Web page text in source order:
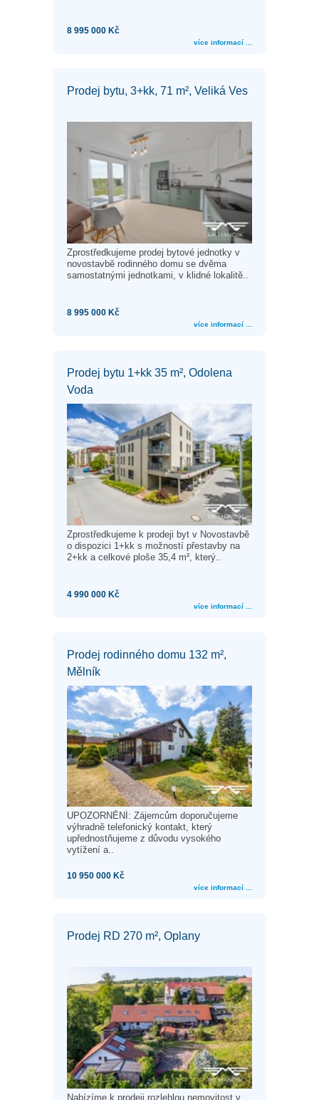
8 995 000 Kč
více informací ...
Prodej bytu, 3+kk, 71 m², Veliká Ves
Zprostředkujeme prodej bytové jednotky v
novostavbě rodinného domu se dvěma
samostatnými jednotkami, v klidné lokalitě..
8 995 000 Kč
více informací ...
Prodej bytu 1+kk 35 m², Odolena
Voda
Zprostředkujeme k prodeji byt v Novostavbě
o dispozici 1+kk s možností přestavby na
2+kk a celkové ploše 35,4 m², který..
4 990 000 Kč
více informací ...
Prodej rodinného domu 132 m²,
Mělník
UPOZORNĚNÍ: Zájemcům doporučujeme
výhradně telefonický kontakt, který
upřednostňujeme z důvodu vysokého
vytížení a..
10 950 000 Kč
více informací ...
Prodej RD 270 m², Oplany
Nabízíme k prodeji rozlehlou nemovitost v